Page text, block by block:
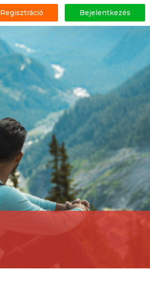
Regisztráció Bejelentkezés